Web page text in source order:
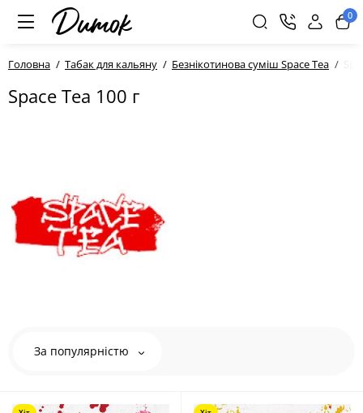
0
Головна Табак для кальяну Безнікотинова суміш Space Tea
Space Tea 100 г
За популярністю